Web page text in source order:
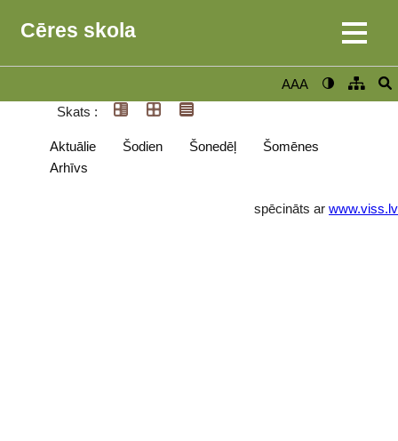
Cēres skola
AAA
Skats :
Aktuālie Šodien Šonedēļ
Šomēnes
Arhīvs
spēcināts ar www.viss.lv